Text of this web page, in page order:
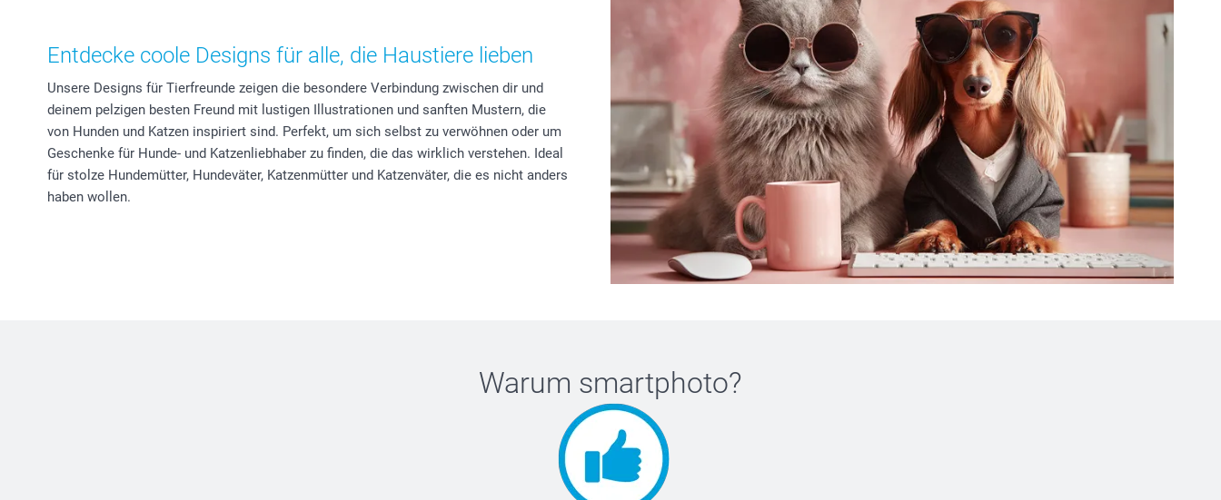
Entdecke coole Designs für alle, die Haustiere lieben
Unsere Designs für Tierfreunde zeigen die besondere Verbindung zwischen dir und
deinem pelzigen besten Freund mit lustigen Illustrationen und sanften Mustern, die
von Hunden und Katzen inspiriert sind. Perfekt, um sich selbst zu verwöhnen oder um
Geschenke für Hunde- und Katzenliebhaber zu finden, die das wirklich verstehen. Ideal
für stolze Hundemütter, Hundeväter, Katzenmütter und Katzenväter, die es nicht anders
haben wollen.
Warum smartphoto?